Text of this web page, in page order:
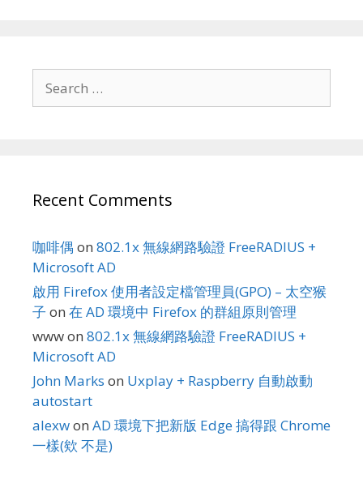
for:
Recent Comments
咖啡偶 on 802.1x 無線網路驗證 FreeRADIUS +
Microsoft AD
啟用 Firefox 使用者設定檔管理員(GPO) – 太空猴
子 on 在 AD 環境中 Firefox 的群組原則管理
wwwon 802.1x 無線網路驗證 FreeRADIUS +
Microsoft AD
John Marks on Uxplay + Raspberry 自動啟動
autostart
alexwon AD 環境下把新版 Edge 搞得跟 Chrome
一樣(欸 不是)